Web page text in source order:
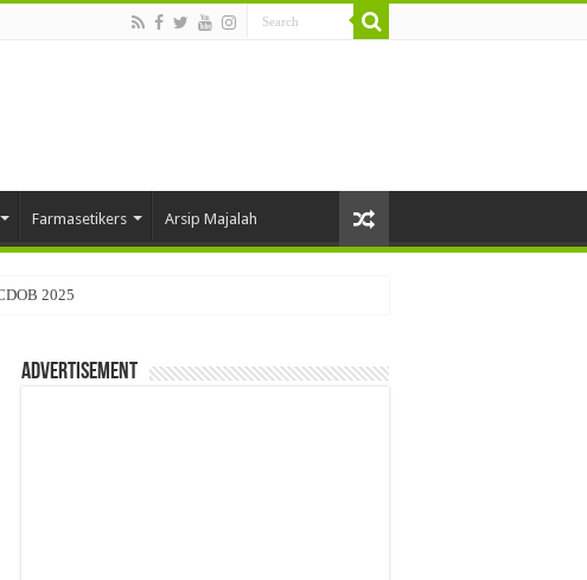
Farmasetikers Arsip Majalah
2025
Advertisement